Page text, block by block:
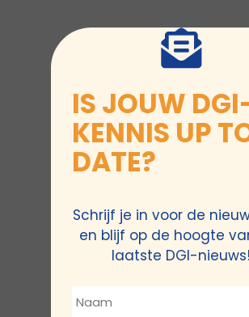
IS JOUW
KENNIS UP
DATE?
Schrijf je in voor de
en blijf op de hoogte
laatste DGI-nieuws!